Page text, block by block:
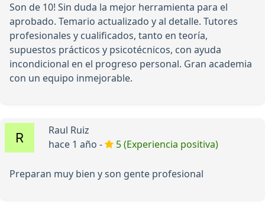
Son de 10! Sin duda la mejor herramienta para el
aprobado. Temario actualizado y al detalle. Tutores
profesionales y cualificados, tanto en teoría,
supuestos prácticos y psicotécnicos, con ayuda
incondicional en el progreso personal. Gran academia
con un equipo inmejorable.
Raul Ruiz
hace 1 año -
5 (Experiencia positiva)
Preparan muy bien y son gente profesional